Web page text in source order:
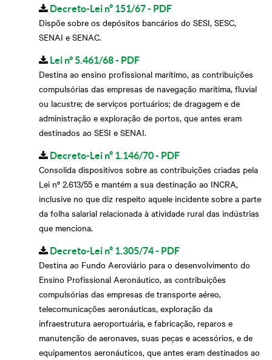
Decreto-Lei nº 151/67 - PDF
Dispõe sobre os depósitos bancários do SESI, SESC,
SENAI e SENAC.
Lei n° 5.461/68 - PDF
Destina ao ensino profissional marítimo, as contribuições
compulsórias das empresas de navegação marítima, fluvial
ou lacustre; de serviços portuários; de dragagem e de
administração e exploração de portos, que antes eram
destinados ao SESI e SENAI.
Decreto-Lei nº 1.146/70 - PDF
Consolida dispositivos sobre as contribuições criadas pela
Lei nº 2.613/55 e mantém a sua destinação ao INCRA,
inclusive no que diz respeito aquele incidente sobre a parte
da folha salarial relacionada à atividade rural das indústrias
que menciona.
Decreto-Lei nº 1.305/74 - PDF
Destina ao Fundo Aeroviário para o desenvolvimento do
Ensino Profissional Aeronáutico, as contribuições
compulsórias das empresas de transporte aéreo,
telecomunicações aeronáuticas, exploração da
infraestrutura aeroportuária, e fabricação, reparos e
manutenção de aeronaves, suas peças e acessórios, e de
equipamentos aeronáuticos, que antes eram destinados ao